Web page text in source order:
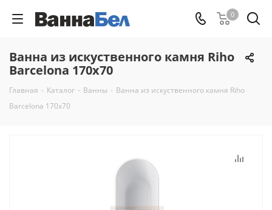
0
Ванна из искуственного камня Riho
Barcelona 170x70
Главная - Каталог - Ванны - Ванна из искуственного камня Riho
Barcelona 170x70